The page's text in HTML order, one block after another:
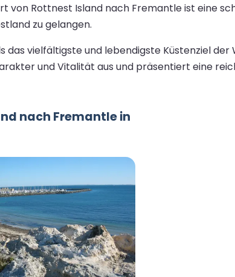
von Rottnest Island nach Fremantle ist eine
zu gelangen.
das vielfältigste und lebendigste Küstenziel
und Vitalität aus und präsentiert eine
nach Fremantle in